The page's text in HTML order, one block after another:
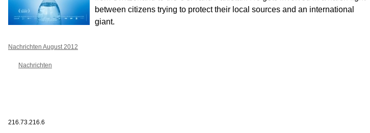
between citizens trying to protect their local sources and an international
giant.
Nachrichten August 2012
Nachrichten
216.73.216.6